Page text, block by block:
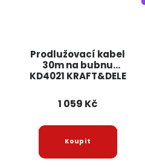
Prodlužovací kabel
30m na bubnu
KD4021 KRAFT&DELE
1 059 Kč